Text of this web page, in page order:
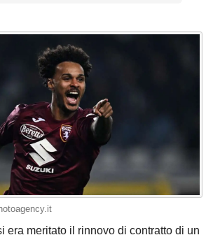
era meritato il rinnovo di contratto di un